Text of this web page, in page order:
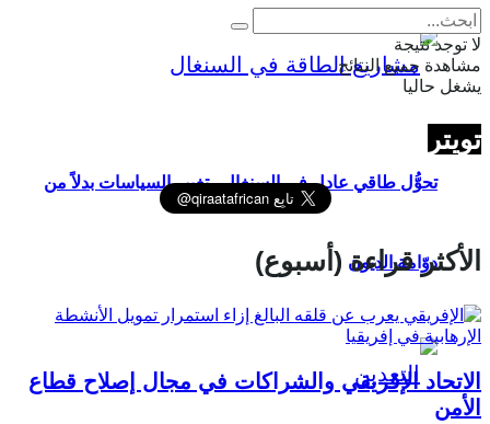
تحوُّل طاقي عادل في السنغال.. تغيير السياسات بدلاً من
دوّامة الديون
لا توجد نتيجة
مشاهدة جميع النتائج
يشغل حاليا
تويتر
الأكثر قراءة (أسبوع)
الاتحاد الإفريقي والشراكات في مجال إصلاح قطاع
الأمن